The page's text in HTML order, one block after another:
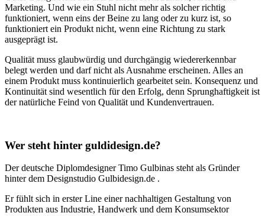
Marketing. Und wie ein Stuhl nicht mehr als solcher richtig
funktioniert, wenn eins der Beine zu lang oder zu kurz ist, so
funktioniert ein Produkt nicht, wenn eine Richtung zu stark
ausgeprägt ist.
Qualität muss glaubwürdig und durchgängig wiedererkennbar
belegt werden und darf nicht als Ausnahme erscheinen. Alles an
einem Produkt muss kontinuierlich gearbeitet sein. Konsequenz und
Kontinuität sind wesentlich für den Erfolg, denn Sprunghaftigkeit ist
der natürliche Feind von Qualität und Kundenvertrauen.
Wer steht hinter guldidesign.de?
Der deutsche Diplomdesigner Timo Gulbinas steht als Gründer
hinter dem Designstudio Gulbidesign.de .
Er fühlt sich in erster Line einer nachhaltigen Gestaltung von
Produkten aus Industrie, Handwerk und dem Konsumsektor